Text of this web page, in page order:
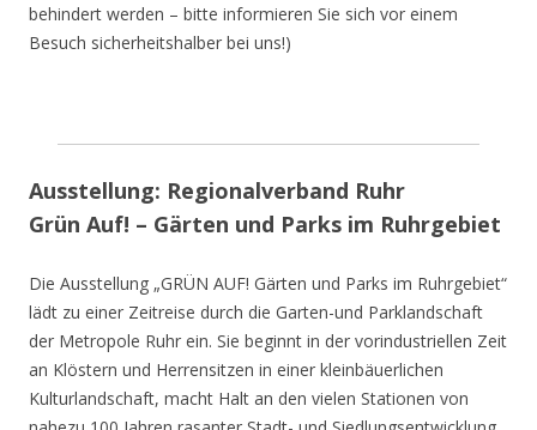
behindert werden – bitte informieren Sie sich vor einem
Besuch sicherheitshalber bei uns!)
Ausstellung: Regionalverband Ruhr
Grün Auf! – Gärten und Parks im Ruhrgebiet
Die Ausstellung „GRÜN AUF! Gärten und Parks im Ruhrgebiet“
lädt zu einer Zeitreise durch die Garten-und Parklandschaft
der Metropole Ruhr ein. Sie beginnt in der vorindustriellen Zeit
an Klöstern und Herrensitzen in einer kleinbäuerlichen
Kulturlandschaft, macht Halt an den vielen Stationen von